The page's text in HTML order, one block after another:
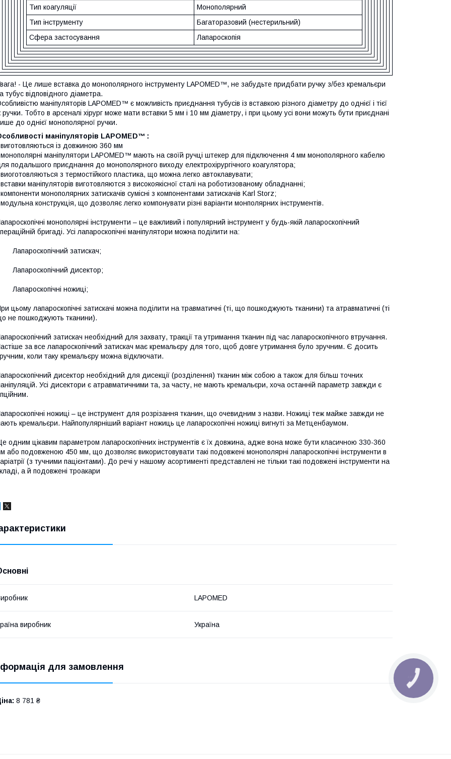
Тип коагуляції
Монополярний
Тип інструменту
Багаторазовий (нестерильний)
Сфера застосування
Лапароскопія
- Це лише вставка до монополярного інструменту LAPOMED™, не забудьте придбати ручку з/без кремальєри
тубус відповідного діаметра.
маніпуляторів LAPOMED™ є можливість приєднання тубусів із вставкою різного діаметру до однієї і тієї
ручки. Тобто в арсеналі хірург може мати вставки 5 мм і 10 мм діаметру, і при цьому усі вони можуть бути приєднані
до однієї монополярної ручки.
маніпуляторів LAPOMED™ :
із довжиною 360 мм
маніпулятори LAPOMED™ мають на своїй ручці штекер для підключення 4 мм монополярного кабелю
подальшого приєднання до монополярного виходу електрохірургічного коагулятора;
з термостійкого пластика, що можна легко автоклавувати;
маніпуляторів виготовляются з високоякісної сталі на роботизованому обладнанні;
монополярних затискачів сумісні з компонентами затискачів Karl Storz;
конструкція, що дозволяє легко компонувати різні варіанти монполярних інструментів.
монополярні інструменти – це важливий і популярний інструмент у будь-якій лапароскопічний
бригаді. Усі лапароскопічні маніпулятори можна поділити на:
затискач;
дисектор;
ножиці;
цьому лапароскопічні затискачі можна поділити на травматичні (ті, що пошкоджують тканини) та атравматичні (ті
не пошкоджують тканини).
затискач необхідний для захвату, тракції та утримання тканин під час лапароскопічного втручання.
за все лапароскопічний затискач має кремальєру для того, щоб довге утримання було зручним. Є досить
коли таку кремальєру можна відключати.
дисектор необхідний для дисекції (розділення) тканин між собою а також для більш точних
Усі дисектори є атравматичними та, за часту, не мають кремальєри, хоча останній параметр завжди є
ножиці – це інструмент для розрізання тканин, що очевидним з назви. Ножиці теж майже завжди не
кремальєри. Найпопулярніший варіант ножиць це лапароскопічні ножиці вигнуті за Метценбаумом.
одним цікавим параметром лапароскопічних інструментів є їх довжина, адже вона може бути класичною 330-360
або подовженою 450 мм, що дозволяє використовувати такі подовжені монополярні лапароскопічні інструменти в
(з тучними пацієнтами). До речі у нашому асортименті представлені не тільки такі подовжені інструменти на
а й подовжені троакари
LAPOMED
виробник Україна
для замовлення
8 781 ₴
КНОПКА
ЗВ'ЯЗКУ